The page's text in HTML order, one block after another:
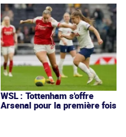
WSL : Tottenham s'offre
Arsenal pour la première fois